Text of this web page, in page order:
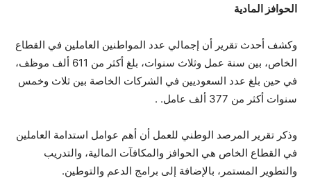
الحوافز المادية
وكشف أحدث تقرير أن إجمالي عدد المواطنين العاملين في القطاع
الخاص، بين سنة عمل وثلاث سنوات، بلغ أكثر من 611 ألف موظف،
في حين بلغ عدد السعوديين في الشركات الخاصة بين ثلاث وخمس
سنوات أكثر من 377 ألف عامل. .
وذكر تقرير المرصد الوطني للعمل أن أهم عوامل استدامة العاملين
في القطاع الخاص هي الحوافز والمكافآت المالية، والتدريب
والتطوير المستمر، بالإضافة إلى برامج الدعم والتوطين.